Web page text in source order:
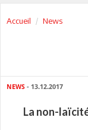
Accueil News
NEWS - 13.12.2017
La non-